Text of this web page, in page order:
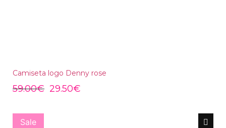
Camiseta logo Denny rose
59.00€ 29.50€
Sale